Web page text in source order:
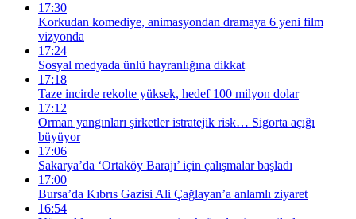
17:30
Korkudan komediye, animasyondan dramaya 6 yeni film
vizyonda
17:24
Sosyal medyada ünlü hayranlığına dikkat
17:18
Taze incirde rekolte yüksek, hedef 100 milyon dolar
17:12
Orman yangınları şirketler istratejik risk… Sigorta açığı
büyüyor
17:06
Sakarya’da ‘Ortaköy Barajı’ için çalışmalar başladı
17:00
Bursa’da Kıbrıs Gazisi Ali Çağlayan’a anlamlı ziyaret
16:54